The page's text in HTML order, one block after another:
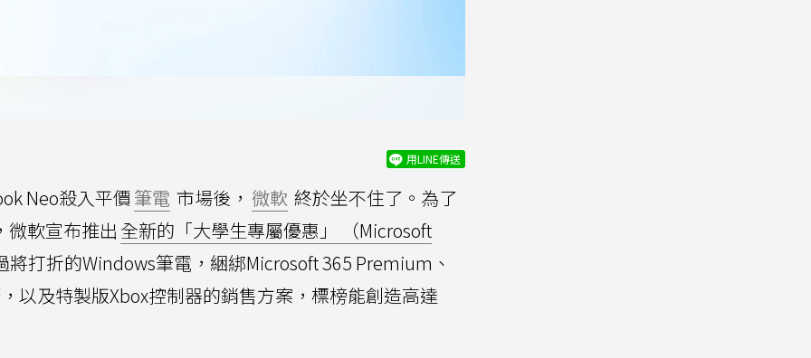
用LINE傳送
Neo殺入平價筆電 市場後， 微軟 終於坐不住了。為了
微軟宣布推出 全新的「大學生專屬優惠」 （Microsoft
打折的Windows筆電，綑綁Microsoft 365 Premium、
以及特製版Xbox控制器的銷售方案，標榜能創造高達